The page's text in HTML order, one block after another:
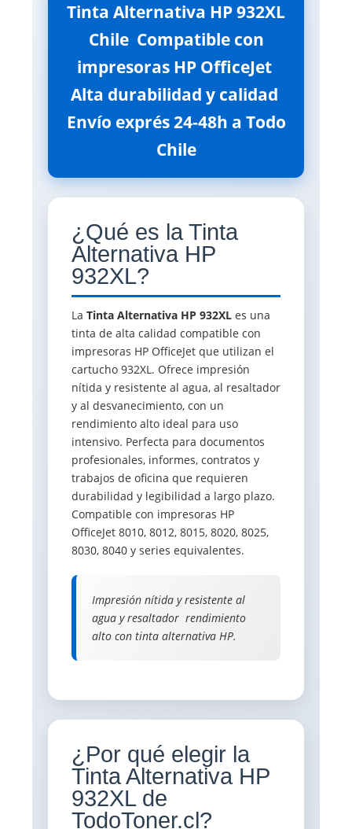
Tinta Alternativa HP 932XL
Chile  Compatible con
impresoras HP OfficeJet 
Alta durabilidad y calidad 
Envío exprés 24-48h a Todo
Chile
¿Qué es la Tinta
Alternativa HP
932XL?
La Tinta Alternativa HP 932XL es una
tinta de alta calidad compatible con
impresoras HP OfficeJet que utilizan el
cartucho 932XL. Ofrece impresión
nítida y resistente al agua, al resaltador
y al desvanecimiento, con un
rendimiento alto ideal para uso
intensivo. Perfecta para documentos
profesionales, informes, contratos y
trabajos de oficina que requieren
durabilidad y legibilidad a largo plazo.
Compatible con impresoras HP
OfficeJet 8010, 8012, 8015, 8020, 8025,
8030, 8040 y series equivalentes.
Impresión nítida y resistente al
agua y resaltador  rendimiento
alto con tinta alternativa HP.
¿Por qué elegir la
Tinta Alternativa HP
932XL de
TodoToner.cl?